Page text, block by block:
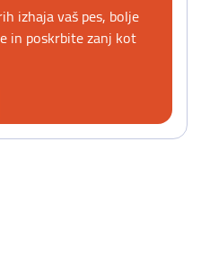
izhaja vaš pes, bolje
in poskrbite zanj kot